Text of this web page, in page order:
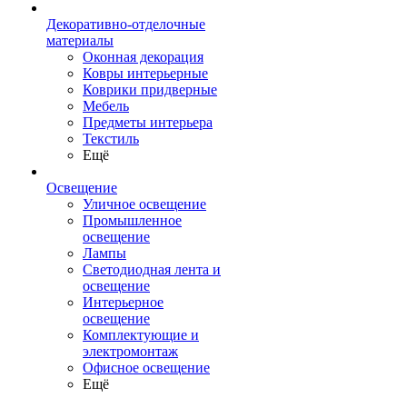
Декоративно-отделочные
материалы
Оконная декорация
Ковры интерьерные
Коврики придверные
Мебель
Предметы интерьера
Текстиль
Ещё
Освещение
Уличное освещение
Промышленное
освещение
Лампы
Светодиодная лента и
освещение
Интерьерное
освещение
Комплектующие и
электромонтаж
Офисное освещение
Ещё